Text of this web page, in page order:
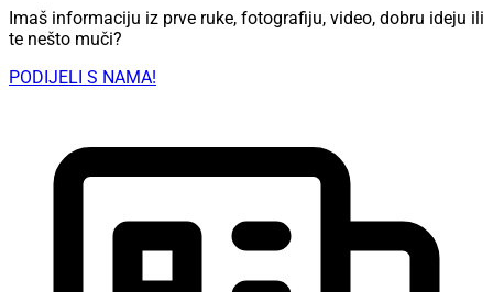
Imaš informaciju iz prve ruke, fotografiju, video, dobru ideju ili
te nešto muči?
PODIJELI S NAMA!